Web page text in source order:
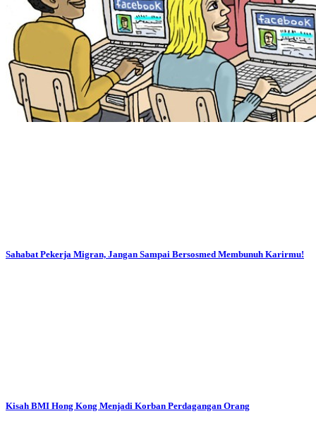
Sahabat Pekerja Migran, Jangan Sampai Bersosmed Membunuh Karirmu!
Kisah BMI Hong Kong Menjadi Korban Perdagangan Orang